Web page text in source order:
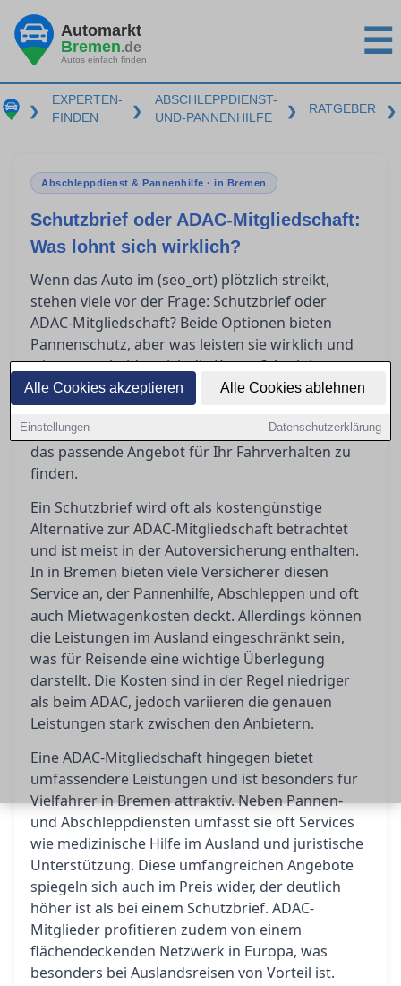
Alle Cookies akzeptieren Alle Cookies ablehnen
Einstellungen Datenschutzerklärung
Automarkt
Bremen.de
Autos einfach finden ☰
❯
EXPERTEN-
FINDEN
❯
ABSCHLEPPDIENST-
UND-PANNENHILFE
❯ RATGEBER ❯
Abschleppdienst & Pannenhilfe · in Bremen
Schutzbrief oder ADAC-Mitgliedschaft:
Was lohnt sich wirklich?
Wenn das Auto im (seo_ort) plötzlich streikt,
stehen viele vor der Frage: Schutzbrief oder
ADAC-Mitgliedschaft? Beide Optionen bieten
Pannenschutz, aber was leisten sie wirklich und
wie unterscheiden sich die Kosten? Auch im
Ausland gelten spezielle Regelungen. Dieser
Artikel beleuchtet die Vor- und Nachteile der
unterschiedlichen Modelle und hilft Ihnen dabei,
das passende Angebot für Ihr Fahrverhalten zu
finden.
Ein Schutzbrief wird oft als kostengünstige
Alternative zur ADAC-Mitgliedschaft betrachtet
und ist meist in der Autoversicherung enthalten.
In in Bremen bieten viele Versicherer diesen
Service an, der Pannenhilfe, Abschleppen und oft
auch Mietwagenkosten deckt. Allerdings können
die Leistungen im Ausland eingeschränkt sein,
was für Reisende eine wichtige Überlegung
darstellt. Die Kosten sind in der Regel niedriger
als beim ADAC, jedoch variieren die genauen
Leistungen stark zwischen den Anbietern.
Eine ADAC-Mitgliedschaft hingegen bietet
umfassendere Leistungen und ist besonders für
Vielfahrer in Bremen attraktiv. Neben Pannen-
und Abschleppdiensten umfasst sie oft Services
wie medizinische Hilfe im Ausland und juristische
Unterstützung. Diese umfangreichen Angebote
spiegeln sich auch im Preis wider, der deutlich
höher ist als bei einem Schutzbrief. ADAC-
Mitglieder profitieren zudem von einem
flächendeckenden Netzwerk in Europa, was
besonders bei Auslandsreisen von Vorteil ist.